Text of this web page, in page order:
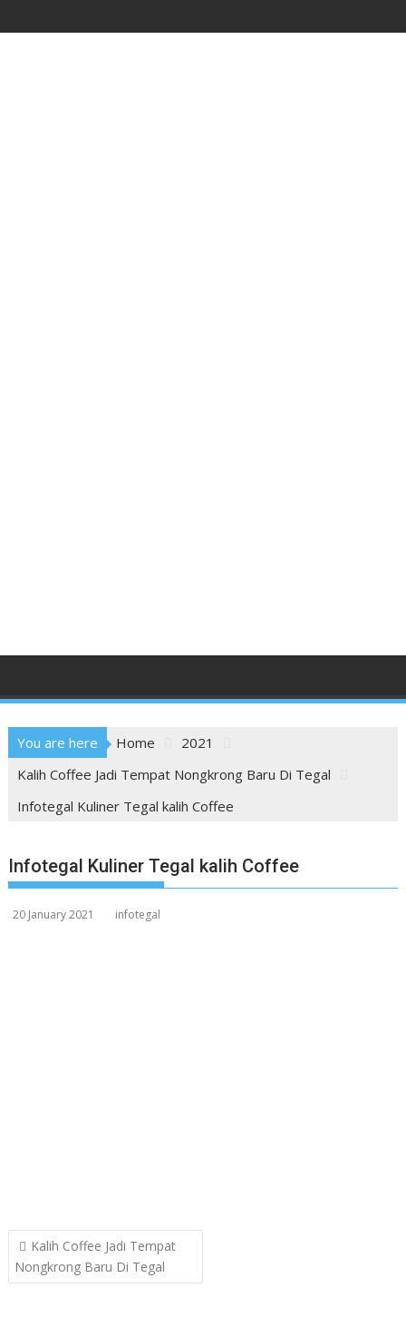
to
You are here Home
2021
Kalih Coffee Jadi Tempat Nongkrong Baru Di Tegal
Infotegal Kuliner Tegal kalih Coffee
Infotegal Kuliner Tegal kalih Coffee
20 January 2021 infotegal
Post
navigation
Kalih Coffee Jadi Tempat
Nongkrong Baru Di Tegal